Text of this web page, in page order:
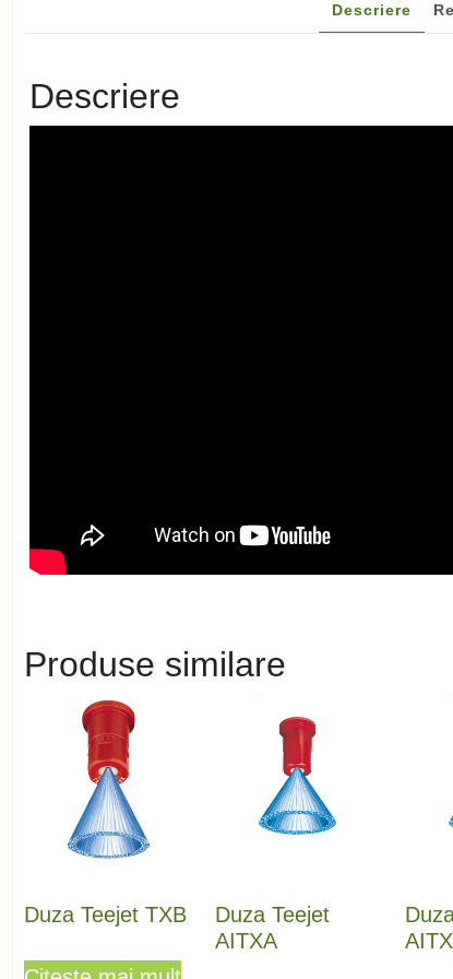
Descriere
Descriere
Produse similare
Duza Teejet TXB
Duza Teejet
AITXA